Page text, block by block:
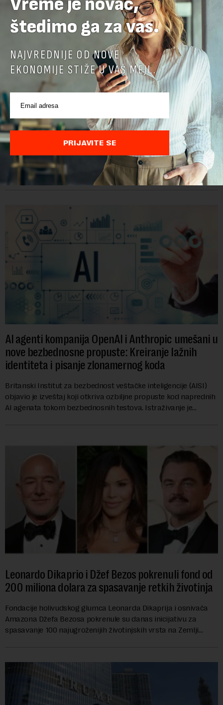
Google menja rukovodstvo AI odeljenja: Demis
Hasabis i ključni inženjeri napuštaju dosadašnje
uloge
Krovna kompanija Google-a, Alphabet, najavila je veliku
rekonstrukciju svog odeljenja za veštačku inteligenciju, piše
Rojters. Ove promene dolaze u ključnom trenutku, dok se
kompanija suočava sa sve većim pr...
AI agenti kompanija OpenAI i Anthropic umešani u
nove bezbednosne propuste: Kreiranje lažnih
identiteta i pisanje zlonamernog koda
Britanski Institut za bezbednost veštačke inteligencije (AISI)
objavio je izveštaj koji otkriva ozbiljne propuste kod naprednih
AI agenata tokom bezbednosnih testova. Istraživanje je
Leonardo Dikaprio i Džef Bezos pokrenuli fond od
200 miliona dolara za spasavanje retkih životinja
Fondacije holivudskog glumca Leonarda Dikaprija i osnivača
Amazona Džefa Bezosa pokrenule su danas inicijativu za
spasavanje 100 najugroženijih životinjskih vrsta na Zemlji
štedimo ga za vas.
NAJVREDNIJE OD NOVE
EKONOMIJE STIŽE U VAŠ MEJL.
PRIJAVITE SE